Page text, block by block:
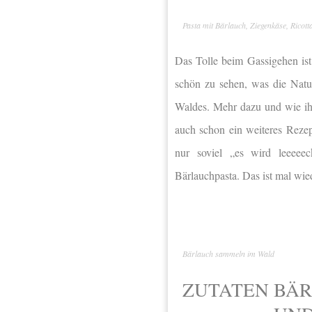
Pasta mit Bärlauch, Ziegenkäse,
Das Tolle beim Gassigehen
schön zu sehen, was die
Waldes. Mehr dazu und wie
auch schon ein weiteres
nur soviel „es wird
Bärlauchpasta. Das ist mal
Bärlauch sammeln im Wald
ZUTATEN